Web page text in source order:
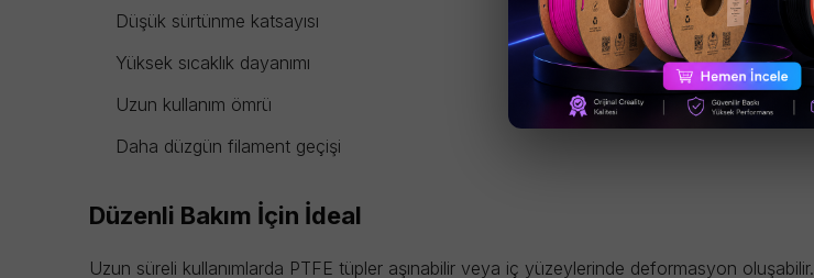
Düşük sürtünme katsayısı
Yüksek sıcaklık dayanımı
Uzun kullanım ömrü
Daha düzgün filament geçişi
Düzenli Bakım İçin İdeal
Uzun süreli kullanımlarda PTFE tüpler aşınabilir veya iç yüzeylerinde deformasyon oluşabilir.